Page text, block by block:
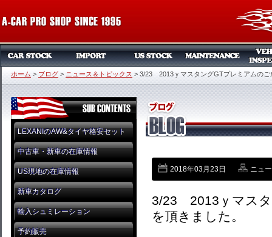
ホーム > ブログ > ニュース＆トピックス > 3/23 2013ｙマスタングGTプレミアムのご
LEXANIのAW&タイヤ格安セット
中古車・新車の在庫情報
US現地の在庫情報
新車カタログ
輸入シュミレーション
予約販売
2018年03月23日 ニュ
3/23 2013ｙマスタ
を頂きました。